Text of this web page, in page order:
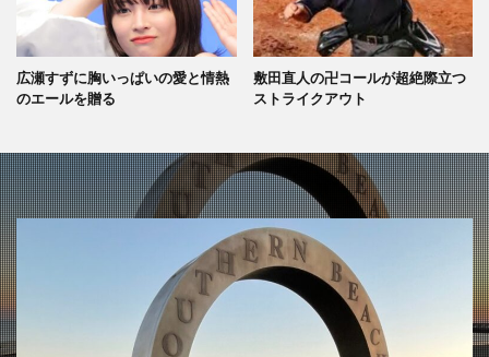
広瀬すずに胸いっぱいの愛と情熱
のエールを贈る
敷田直人の卍コールが超絶際立つ
ストライクアウト